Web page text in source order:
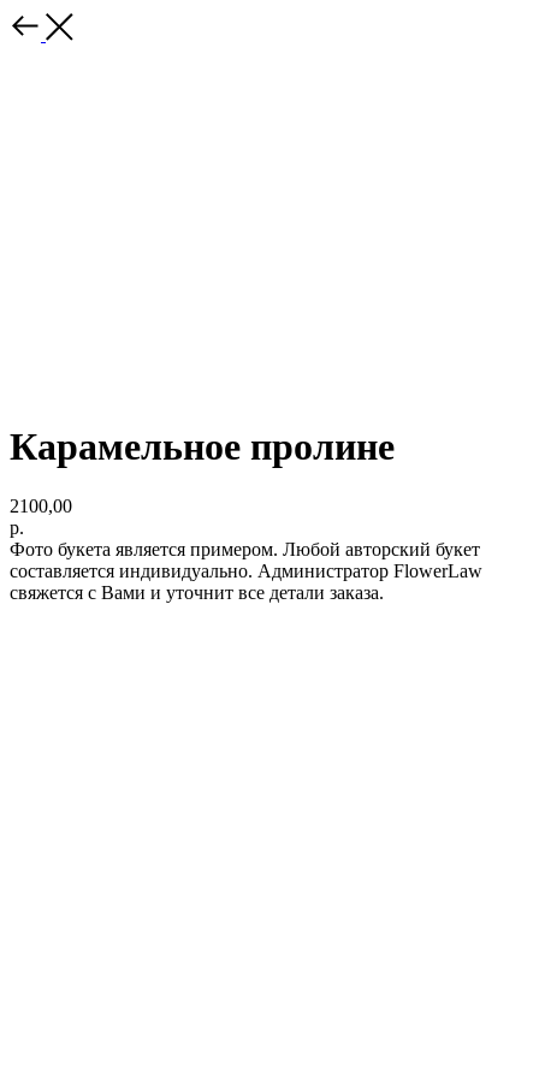
Карамельное пролине
2100,00
р.
Фото букета является примером. Любой авторский букет
составляется индивидуально. Администратор FlowerLaw
свяжется с Вами и уточнит все детали заказа.